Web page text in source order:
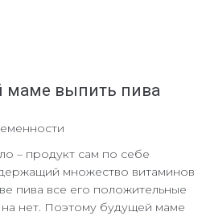
маме выпить пива
– продукт сам по себе
множество витаминов
пива все его положительные
на нет. Поэтому будущей маме